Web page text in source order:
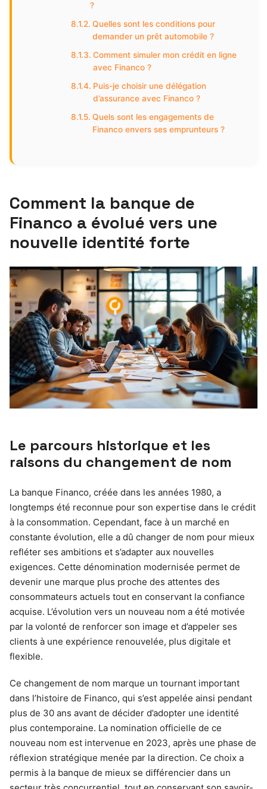
?
Quelles sont les conditions pour
demander un prêt automobile ?
Comment simuler mon crédit en ligne
avec Financo ?
Puis-je choisir une délégation
d’assurance avec Financo ?
Quels sont les engagements de
Financo envers ses emprunteurs ?
Comment la banque de
Financo a évolué vers une
nouvelle identité forte
Le parcours historique et les
raisons du changement de nom
La banque Financo, créée dans les années 1980, a
longtemps été reconnue pour son expertise dans le crédit
à la consommation. Cependant, face à un marché en
constante évolution, elle a dû changer de nom pour mieux
refléter ses ambitions et s’adapter aux nouvelles
exigences. Cette dénomination modernisée permet de
devenir une marque plus proche des attentes des
consommateurs actuels tout en conservant la confiance
acquise. L’évolution vers un nouveau nom a été motivée
par la volonté de renforcer son image et d’appeler ses
clients à une expérience renouvelée, plus digitale et
flexible.
Ce changement de nom marque un tournant important
dans l’histoire de Financo, qui s’est appelée ainsi pendant
plus de 30 ans avant de décider d’adopter une identité
plus contemporaine. La nomination officielle de ce
nouveau nom est intervenue en 2023, après une phase de
réflexion stratégique menée par la direction. Ce choix a
permis à la banque de mieux se différencier dans un